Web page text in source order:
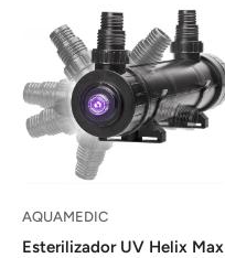
AQUAMEDIC
Esterilizador UV Helix Max